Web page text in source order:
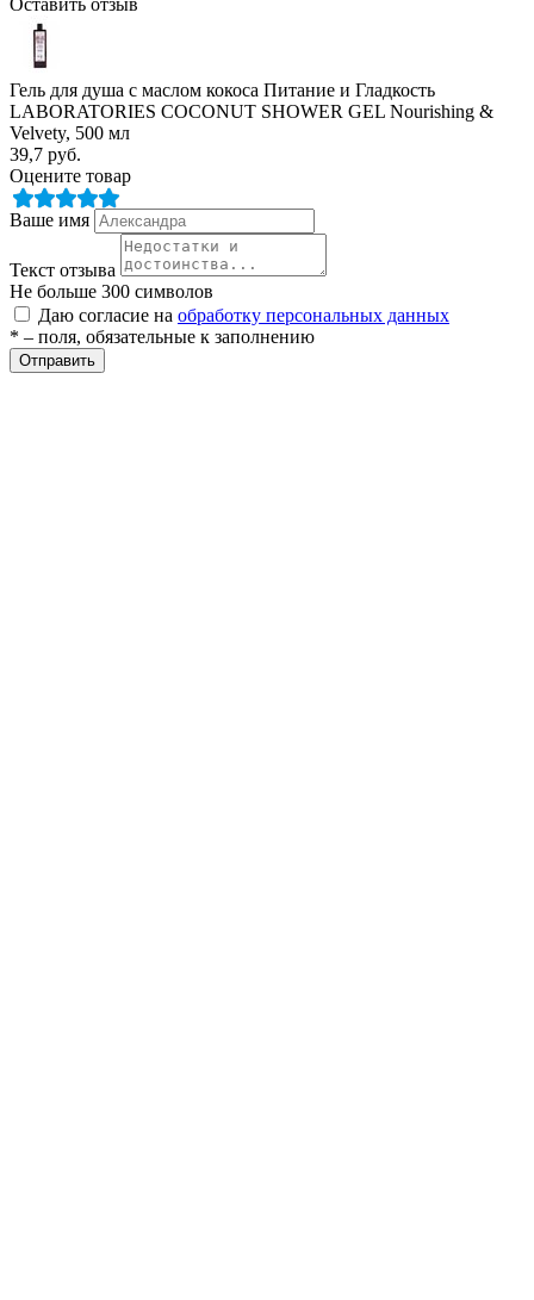
Оставить отзыв
Гель для душа с маслом кокоса Питание и Гладкость
LABORATORIES COCONUT SHOWER GEL Nourishing &
Velvety, 500 мл
39,7 руб.
Оцените товар
Ваше имя
Текст отзыва
Не больше 300 символов
Даю согласие на обработку персональных данных
* – поля, обязательные к заполнению
Отправить